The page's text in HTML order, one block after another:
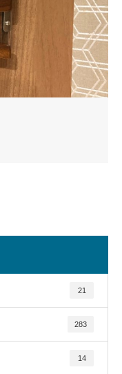
21
283
14